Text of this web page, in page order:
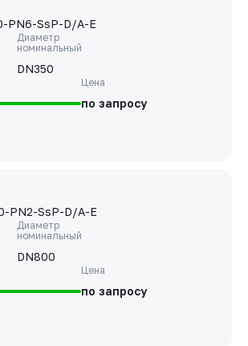
PN6-SsP-D/A-E
Диаметр
номинальный
DN350
Цена
по запросу
PN2-SsP-D/A-E
Диаметр
номинальный
DN800
Цена
по запросу